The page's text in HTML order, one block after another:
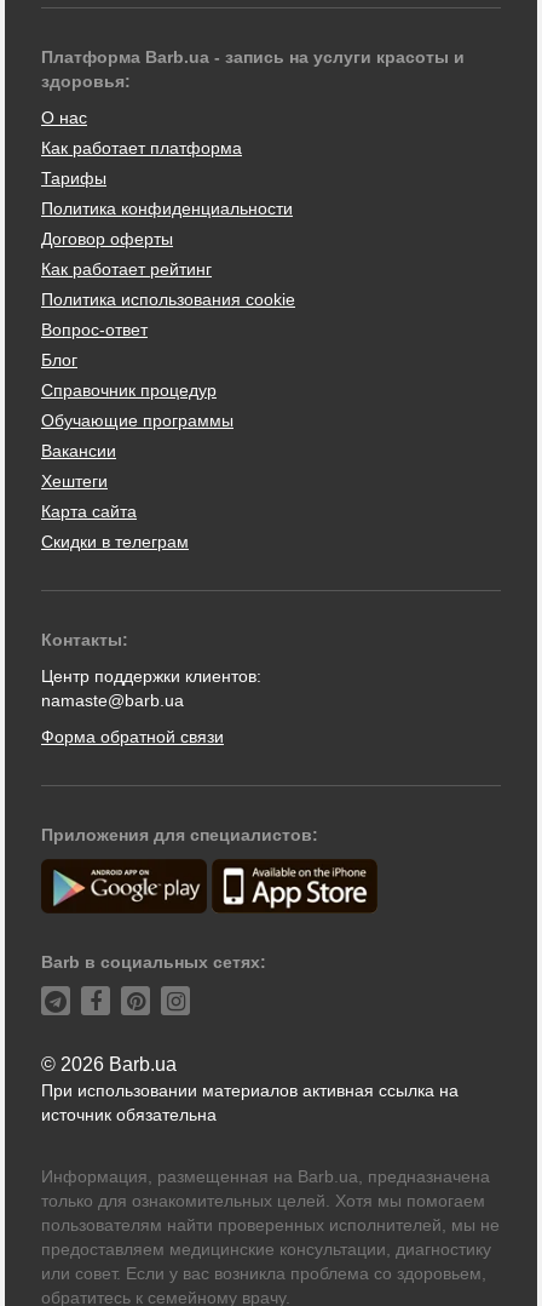
Платформа Barb.ua - запись на услуги красоты и
здоровья:
О нас
Как работает платформа
Тарифы
Политика конфиденциальности
Договор оферты
Как работает рейтинг
Политика использования cookie
Вопрос-ответ
Блог
Справочник процедур
Обучающие программы
Вакансии
Хештеги
Карта сайта
Скидки в телеграм
Контакты:
Центр поддержки клиентов:
namaste@barb.ua
Форма обратной связи
Приложения для специалистов:
Barb в социальных сетях:
© 2026 Barb.ua
При использовании материалов активная ссылка на
источник обязательна
Информация, размещенная на Barb.ua, предназначена
только для ознакомительных целей. Хотя мы помогаем
пользователям найти проверенных исполнителей, мы не
предоставляем медицинские консультации, диагностику
или совет. Если у вас возникла проблема со здоровьем,
обратитесь к семейному врачу.